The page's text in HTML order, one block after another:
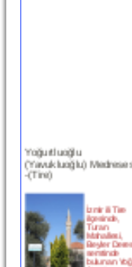
(Yavukluoğlu) Medresesi
-(Tire)
ilçesinde,
Turan
Mahallesi,
Beyler Deresi
semtinde
bulunan
devam »